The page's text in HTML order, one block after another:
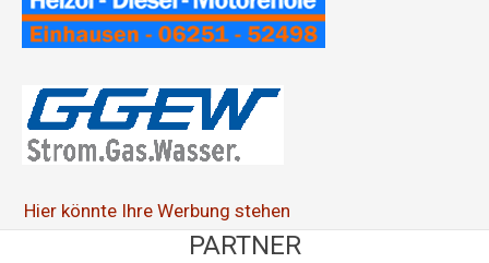
Hier könnte Ihre Werbung stehen
PARTNER